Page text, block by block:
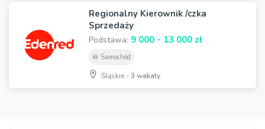
Regionalny Kierownik /czka
Sprzedaży
Podstawa: 9 000 - 13 000 zł
Samochód
Śląskie -3 wakaty